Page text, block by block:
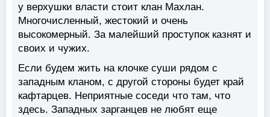
у верхушки власти стоит клан Махлан.
Многочисленный, жестокий и очень
высокомерный. За малейший проступок казнят и
своих и чужих.
Если будем жить на клочке суши рядом с
западным кланом, с другой стороны будет край
кафтарцев. Неприятные соседи что там, что
здесь. Западных зарганцев не любят еще